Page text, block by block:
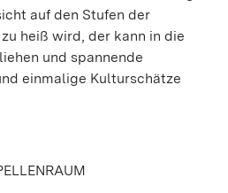
auf den Stufen der
heiß wird, der kann in die
und spannende
einmalige Kulturschätze